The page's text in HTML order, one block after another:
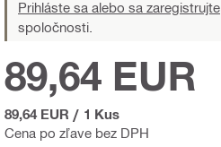
Prihláste sa alebo sa zaregistrujte
spoločnosti.
Cena po zľave bez DPH
89,64 EUR
89,64 EUR / 1 Kus